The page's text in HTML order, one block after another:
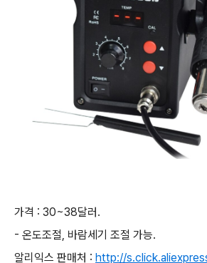
가격 : 30~38달러.
- 온도조절, 바람세기 조절 가능.
알리익스 판매처 : http://